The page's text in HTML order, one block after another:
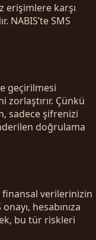
erişimlere karşı
NABIS’te SMS
geçirilmesi
zorlaştırır. Çünkü
sadece şifrenizi
doğrulama
finansal verilerinizin
hesabınıza
bu tür riskleri